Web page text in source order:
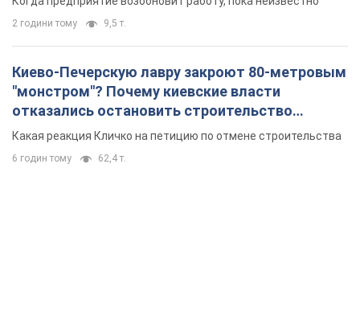
2 години тому 9,5 т.
Киево-Печерскую лавру закроют 80-метровым
"монстром"? Почему киевские власти
отказались остановить строительство
небоскреба "московского верующего"
Какая реакция Кличко на петицию по отмене строительства
6 годин тому 62,4 т.